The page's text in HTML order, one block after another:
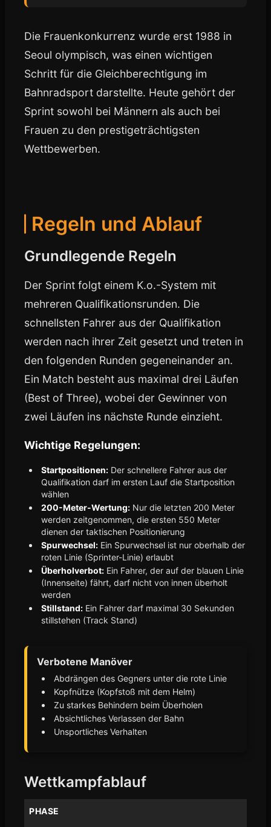
Die Frauenkonkurrenz wurde erst 1988 in
Seoul olympisch, was einen wichtigen
Schritt für die Gleichberechtigung im
Bahnradsport darstellte. Heute gehört der
Sprint sowohl bei Männern als auch bei
Frauen zu den prestigeträchtigsten
Wettbewerben.
Regeln und Ablauf
Grundlegende Regeln
Der Sprint folgt einem K.o.-System mit
mehreren Qualifikationsrunden. Die
schnellsten Fahrer aus der Qualifikation
werden nach ihrer Zeit gesetzt und treten in
den folgenden Runden gegeneinander an.
Ein Match besteht aus maximal drei Läufen
(Best of Three), wobei der Gewinner von
zwei Läufen ins nächste Runde einzieht.
Wichtige Regelungen:
Startpositionen: Der schnellere Fahrer aus der
Qualifikation darf im ersten Lauf die Startposition
wählen
200-Meter-Wertung: Nur die letzten 200 Meter
werden zeitgenommen, die ersten 550 Meter
dienen der taktischen Positionierung
Spurwechsel: Ein Spurwechsel ist nur oberhalb der
roten Linie (Sprinter-Linie) erlaubt
Überholverbot: Ein Fahrer, der auf der blauen Linie
(Innenseite) fährt, darf nicht von innen überholt
werden
Stillstand: Ein Fahrer darf maximal 30 Sekunden
stillstehen (Track Stand)
Verbotene Manöver
Abdrängen des Gegners unter die rote Linie
Kopfnütze (Kopfstoß mit dem Helm)
Zu starkes Behindern beim Überholen
Absichtliches Verlassen der Bahn
Unsportliches Verhalten
Wettkampfablauf
PHASE